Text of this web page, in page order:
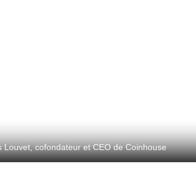
Louvet, cofondateur et CEO de Coinhouse